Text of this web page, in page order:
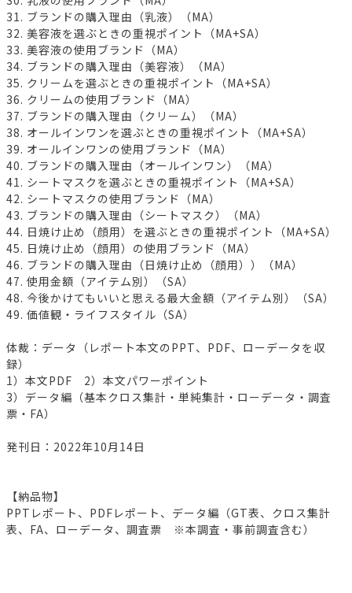
31. ブランドの購入理由（乳液）（MA）
32. 美容液を選ぶときの重視ポイント（MA+SA）
33. 美容液の使用ブランド（MA）
34. ブランドの購入理由（美容液）（MA）
35. クリームを選ぶときの重視ポイント（MA+SA）
36. クリームの使用ブランド（MA）
37. ブランドの購入理由（クリーム）（MA）
38. オールインワンを選ぶときの重視ポイント（MA+SA）
39. オールインワンの使用ブランド（MA）
40. ブランドの購入理由（オールインワン）（MA）
41. シートマスクを選ぶときの重視ポイント（MA+SA）
42. シートマスクの使用ブランド（MA）
43. ブランドの購入理由（シートマスク）（MA）
44. 日焼け止め（顔用）を選ぶときの重視ポイント（MA+SA）
45. 日焼け止め（顔用）の使用ブランド（MA）
46. ブランドの購入理由（日焼け止め（顔用））（MA）
47. 使用金額（アイテム別）（SA）
48. 今後かけてもいいと思える最大金額（アイテム別）（SA）
49. 価値観・ライフスタイル（SA）
体裁：データ（レポート本文のPPT、PDF、ローデータを収
録）
1）本文PDF 2）本文パワーポイント
3）データ編（基本クロス集計・単純集計・ローデータ・調査
票・FA）
発刊日：2022年10月14日
【納品物】
PPTレポート、PDFレポート、データ編（GT表、クロス集計
表、FA、ローデータ、調査票 ※本調査・事前調査含む）